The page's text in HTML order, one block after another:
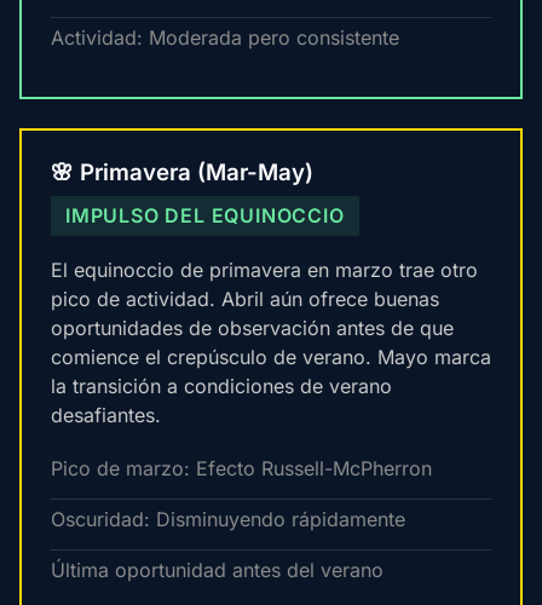
Actividad: Moderada pero consistente
🌸 Primavera (Mar-May)
IMPULSO DEL EQUINOCCIO
El equinoccio de primavera en marzo trae otro
pico de actividad. Abril aún ofrece buenas
oportunidades de observación antes de que
comience el crepúsculo de verano. Mayo marca
la transición a condiciones de verano
desafiantes.
Pico de marzo: Efecto Russell-McPherron
Oscuridad: Disminuyendo rápidamente
Última oportunidad antes del verano